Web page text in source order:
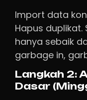
Import data
Hapus
hanya sebaik
garbage in,
Langkah 2:
Dasar